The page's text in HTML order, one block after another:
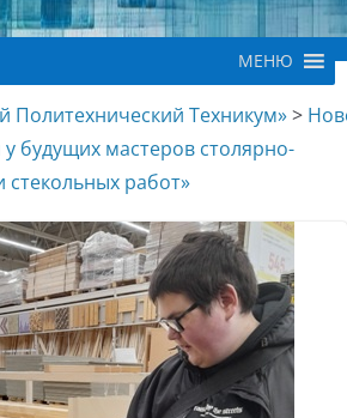
МЕНЮ
Политехнический Техникум»>
будущих мастеров столярно-
работ»